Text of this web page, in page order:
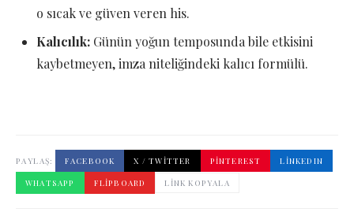
o sıcak ve güven veren his.
Kalıcılık:Günün yoğun temposunda bile etkisini
kaybetmeyen, imza niteliğindeki kalıcı formülü.
PAYLAŞ: FACEBOOK X / TWITTER PINTEREST
LINKEDIN
WHATSAPP
FLIPBOARD LINK KOPYALA